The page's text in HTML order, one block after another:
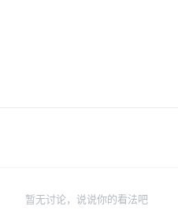
暂无讨论，说说你的看法吧